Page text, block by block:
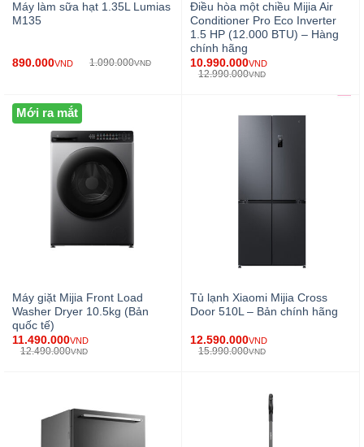
Máy làm sữa hạt 1.35L Lumias
M135
890.000VND 1.090.000VND
Điều hòa một chiều Mijia Air
Conditioner Pro Eco Inverter
1.5 HP (12.000 BTU) – Hàng
chính hãng
10.990.000VND
12.990.000VND
Mới ra mắt
Máy giặt Mijia Front Load
Washer Dryer 10.5kg (Bản
quốc tế)
11.490.000VND
12.490.000VND
Tủ lạnh Xiaomi Mijia Cross
Door 510L – Bản chính hãng
12.590.000VND
15.990.000VND